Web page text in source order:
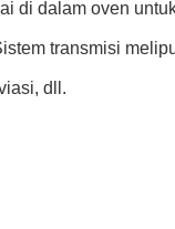
di dalam oven
transmisi
dll.